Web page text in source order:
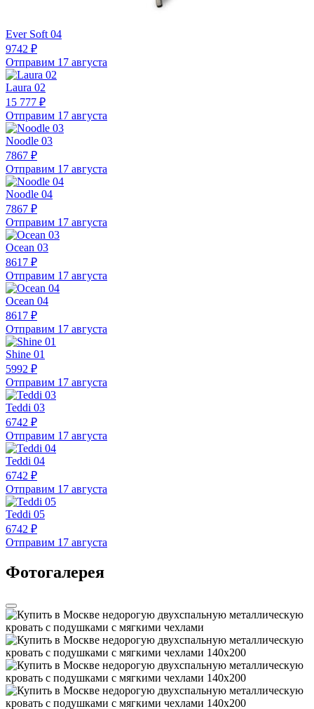
Ever Soft 04
9742 ₽
Отправим 17 августа
Laura 02
15 777 ₽
Отправим 17 августа
Noodle 03
7867 ₽
Отправим 17 августа
Noodle 04
7867 ₽
Отправим 17 августа
Ocean 03
8617 ₽
Отправим 17 августа
Ocean 04
8617 ₽
Отправим 17 августа
Shine 01
5992 ₽
Отправим 17 августа
Teddi 03
6742 ₽
Отправим 17 августа
Teddi 04
6742 ₽
Отправим 17 августа
Teddi 05
6742 ₽
Отправим 17 августа
Фотогалерея